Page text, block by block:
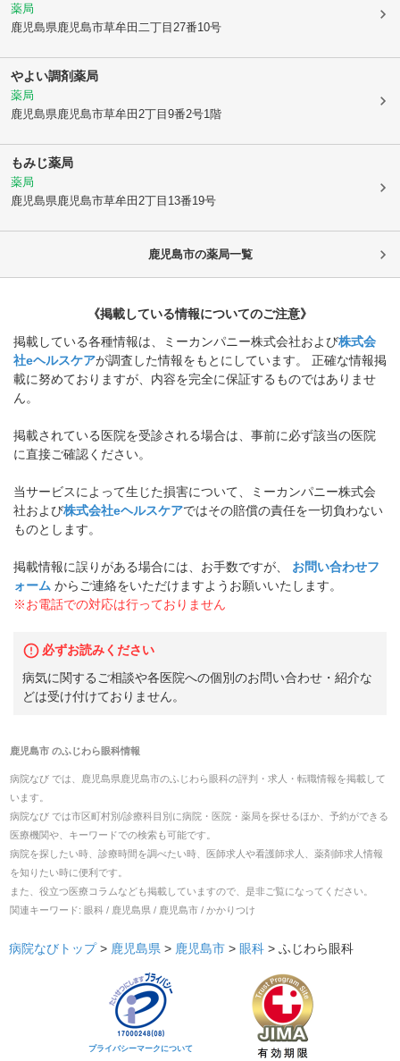
薬局
鹿児島県鹿児島市草牟田二丁目27番10号
やよい調剤薬局
薬局
鹿児島県鹿児島市草牟田2丁目9番2号1階
もみじ薬局
薬局
鹿児島県鹿児島市草牟田2丁目13番19号
鹿児島市の薬局一覧
《掲載している情報についてのご注意》
掲載している各種情報は、ミーカンパニー株式会社および株式会
社eヘルスケアが調査した情報をもとにしています。 正確な情報掲
載に努めておりますが、内容を完全に保証するものではありませ
ん。
掲載されている医院を受診される場合は、事前に必ず該当の医院
に直接ご確認ください。
当サービスによって生じた損害について、ミーカンパニー株式会
社および株式会社eヘルスケアではその賠償の責任を一切負わない
ものとします。
掲載情報に誤りがある場合には、お手数ですが、
お問い合わせフ
ォーム からご連絡をいただけますようお願いいたします。
※お電話での対応は行っておりません
必ずお読みください
病気に関するご相談や各医院への個別のお問い合わせ・紹介な
どは受け付けておりません。
鹿児島市のふじわら眼科情報
病院なび では、 鹿児島県 鹿児島市のふじわら眼科の評判・求人・転職情報を掲載して
います。
病院なび では市区町村別/診療科目別に病院・医院・薬局を探せるほか、予約ができる
医療機関や、キーワードでの検索も可能です。
病院を探したい時、診療時間を調べたい時、医師求人や看護師求人、薬剤師求人情報
を知りたい時に便利です。
また、役立つ医療コラムなども掲載していますので、是非ご覧になってください。
関連キーワード: 眼科 / 鹿児島県 / 鹿児島市 / かかりつけ
病院なびトップ > 鹿児島県 > 鹿児島市 > 眼科 > ふじわら眼科
プライバシーマークについて